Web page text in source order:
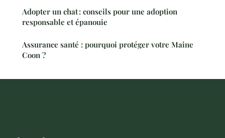
Adopter un chat : conseils pour une adoption
responsable et épanouie
Assurance santé : pourquoi protéger votre Maine
Coon ?